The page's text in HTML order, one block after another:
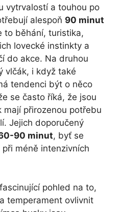
vytrvalostí a touhou po
alespoň 90 minut
to běhání, turistika,
lovecké instinkty a
do akce. Na druhou
vlčák, i když také
tendenci být o něco
se často říká, že jsou
přirozenou potřebu
Jejich doporučený
90 minut, byť se
méně intenzivních
pohled na to,
temperament ovlivnit